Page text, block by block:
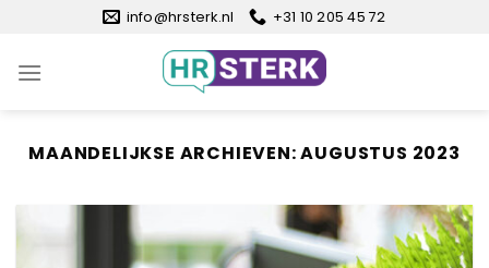
inhoud
info@hrsterk.nl +31 10 205 45 72
MAANDELIJKSE ARCHIEVEN:AUGUSTUS 2023